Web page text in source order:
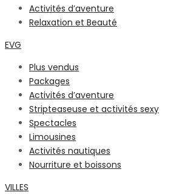
Activités d’aventure
Relaxation et Beauté
EVG
Plus vendus
Packages
Activités d’aventure
Stripteaseuse et activités sexy
Spectacles
Limousines
Activités nautiques
Nourriture et boissons
VILLES